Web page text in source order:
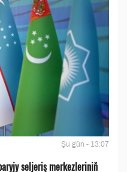
Şu gün - 13:07
seljeriş merkezleriniň